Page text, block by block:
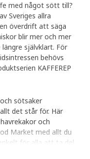
med något sött till?
Sveriges allra
överdrift att säga
blir mer och mer
självklart. För
behövs
KAFFEREP
och sötsaker
det står för. Här
och
Market med allt du
för alla att ta del